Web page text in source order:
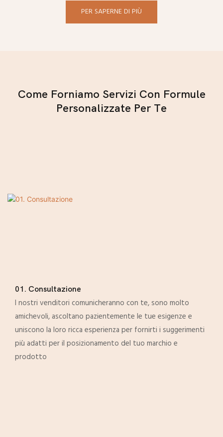
PER SAPERNE DI PIÙ
Come Forniamo Servizi Con Formule
Personalizzate Per Te
01. Consultazione
I nostri venditori comunicheranno con te, sono molto
amichevoli, ascoltano pazientemente le tue esigenze e
uniscono la loro ricca esperienza per fornirti i suggerimenti
più adatti per il posizionamento del tuo marchio e
prodotto